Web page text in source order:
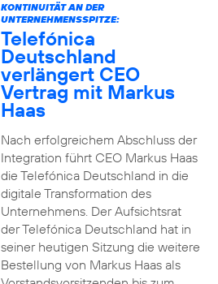
KONTINUITÄT AN DER
UNTERNEHMENSSPITZE:
Telefónica
Deutschland
verlängert CEO
Vertrag mit Markus
Haas
Nach erfolgreichem Abschluss der
Integration führt CEO Markus Haas
die Telefónica Deutschland in die
digitale Transformation des
Unternehmens. Der Aufsichtsrat
der Telefónica Deutschland hat in
seiner heutigen Sitzung die weitere
Bestellung von Markus Haas als